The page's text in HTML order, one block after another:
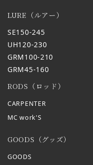
LURE（ルアー）
SE150-245
UH120-230
GRM100-210
GRM45-160
RODS（ロッド）
CARPENTER
MC work'S
GOODS（グッズ）
GOODS